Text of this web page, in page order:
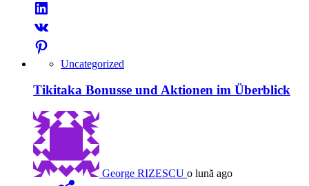
Uncategorized
Tikitaka Bonusse und Aktionen im Überblick
George RIZESCU o lună ago